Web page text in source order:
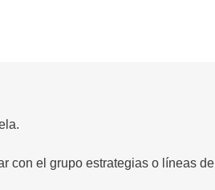
con el grupo estrategias o líneas de